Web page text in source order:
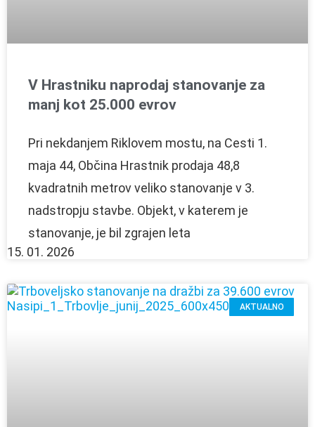
V Hrastniku naprodaj stanovanje za
manj kot 25.000 evrov
Pri nekdanjem Riklovem mostu, na Cesti 1.
maja 44, Občina Hrastnik prodaja 48,8
kvadratnih metrov veliko stanovanje v 3.
nadstropju stavbe. Objekt, v katerem je
stanovanje, je bil zgrajen leta
15. 01. 2026
AKTUALNO